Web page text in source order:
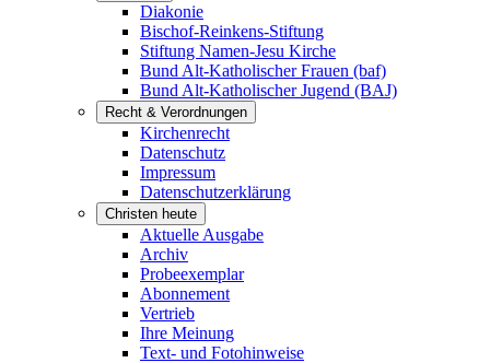
Diakonie
Bischof-Reinkens-Stiftung
Stiftung Namen-Jesu Kirche
Bund Alt-Katholischer Frauen (baf)
Bund Alt-Katholischer Jugend (BAJ)
Recht & Verordnungen
Kirchenrecht
Datenschutz
Impressum
Datenschutzerklärung
Christen heute
Aktuelle Ausgabe
Archiv
Probeexemplar
Abonnement
Vertrieb
Ihre Meinung
Text- und Fotohinweise